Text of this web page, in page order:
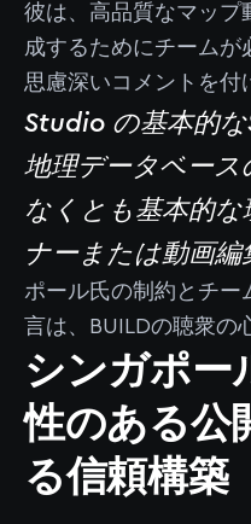
彼は、高品質なマップ
成するためにチームが
思慮深いコメントを付
Studio の基本的
地理データベー
なくとも基本的
ナーまたは動画編
ポール氏の制約とチー
言は、BUILDの聴衆の
シンガポー
性のある公
る信頼構築